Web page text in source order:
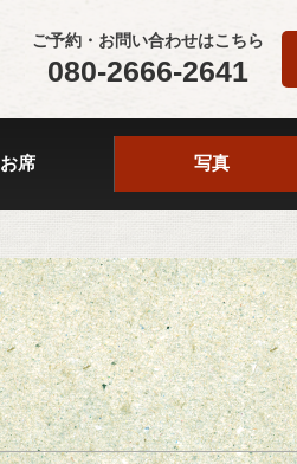
ご予約・お問い合わせはこちら
080-2666-2641
お席 写真